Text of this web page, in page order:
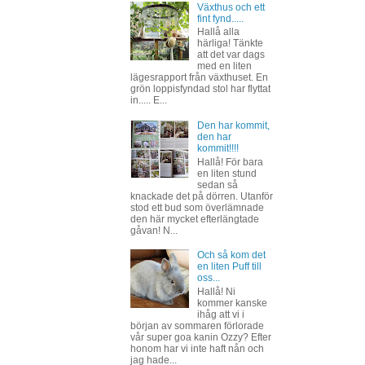
Växthus och ett
fint fynd.....
Hallå alla
härliga! Tänkte
att det var dags
med en liten
lägesrapport från växthuset. En
grön loppisfyndad stol har flyttat
in..... E...
Den har kommit,
den har
kommit!!!!
Hallå! För bara
en liten stund
sedan så
knackade det på dörren. Utanför
stod ett bud som överlämnade
den här mycket efterlängtade
gåvan! N...
Och så kom det
en liten Puff till
oss...
Hallå! Ni
kommer kanske
ihåg att vi i
början av sommaren förlorade
vår super goa kanin Ozzy? Efter
honom har vi inte haft nån och
jag hade...